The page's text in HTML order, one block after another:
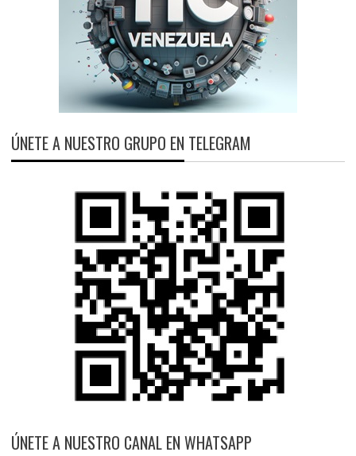
ÚNETE A NUESTRO GRUPO EN TELEGRAM
ÚNETE A NUESTRO CANAL EN WHATSAPP